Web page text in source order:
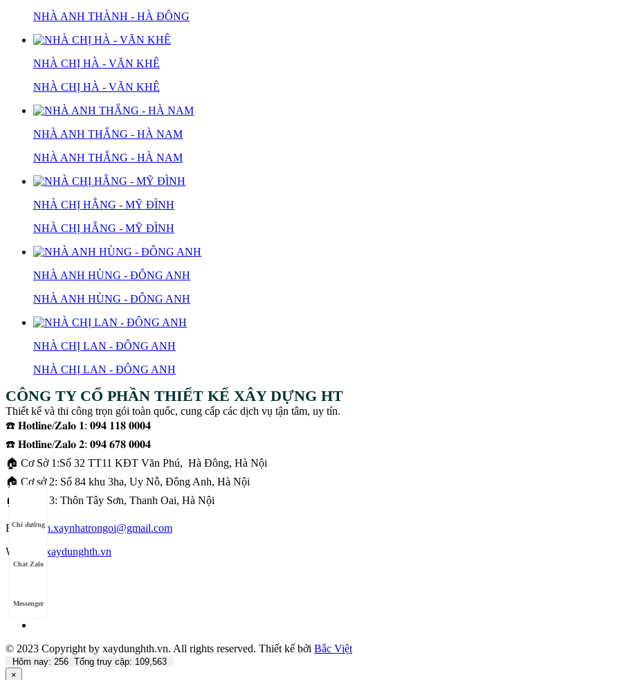
NHÀ ANH THÀNH - HÀ ĐÔNG
NHÀ CHỊ HÀ - VĂN KHÊ
NHÀ CHỊ HÀ - VĂN KHÊ
NHÀ ANH THẮNG - HÀ NAM
NHÀ ANH THẮNG - HÀ NAM
NHÀ CHỊ HẰNG - MỸ ĐÌNH
NHÀ CHỊ HẰNG - MỸ ĐÌNH
NHÀ ANH HÙNG - ĐÔNG ANH
NHÀ ANH HÙNG - ĐÔNG ANH
NHÀ CHỊ LAN - ĐÔNG ANH
NHÀ CHỊ LAN - ĐÔNG ANH
CÔNG TY CỔ PHẦN THIẾT KẾ XÂY DỰNG HT
Thiết kế và thi công trọn gói toàn quốc, cung cấp các dịch vụ tận tâm, uy tín.
☎️ 𝐇𝐨𝐭𝐥𝐢𝐧𝐞/𝐙𝐚𝐥𝐨 𝟏: 𝟎𝟗𝟒 𝟏𝟏𝟖 𝟎𝟎𝟎𝟒
☎️ 𝐇𝐨𝐭𝐥𝐢𝐧𝐞/𝐙𝐚𝐥𝐨 𝟐: 𝟎𝟗𝟒 𝟔𝟕𝟖 𝟎𝟎𝟎𝟒
🏠 Cơ Sở 1:Số 32 TT11 KĐT Văn Phú, Hà Đông, Hà Nội
🏠 Cơ sở 2: Số 84 khu 3ha, Uy Nỗ, Đông Anh, Hà Nội
🏠 Cơ sở 3: Thôn Tây Sơn, Thanh Oai, Hà Nội
Email:hth.xaynhatrongoi@gmail.com
Website:
xaydunghth.vn
© 2023 Copyright by xaydunghth.vn. All rights reserved. Thiết kế bởi Bắc Việt
Hôm nay: 256 Tổng truy cập: 109,563
Chỉ đường
Chat Zalo
Messenger
×